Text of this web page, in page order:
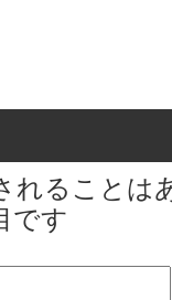
れることは
です